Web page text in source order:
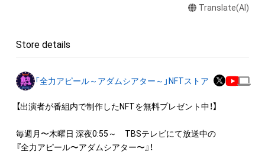
◆本アイテムに関する注意事項
ロゴ等を含みますがこれらに限られません。)にかかる知的財産
権(著作権、特許権、実用新案権、商標権、意匠権その他の知的財
産権(それらの権利を取得し、又はそれらの権利につき登録等を
作権を有する方、著作隣接権の権利者またはその管理委託を受
けている者によって保護されています。そのため、本アイテム
Translate(AI)
Store details
「全力アピール～アダムシアター～」NFTストア
【出演者が番組内で制作したNFTを無料プレゼント中！】
毎週月〜木曜日 深夜0:55～　TBSテレビにて放送中の
『全力アピール〜アダムシアター〜』！